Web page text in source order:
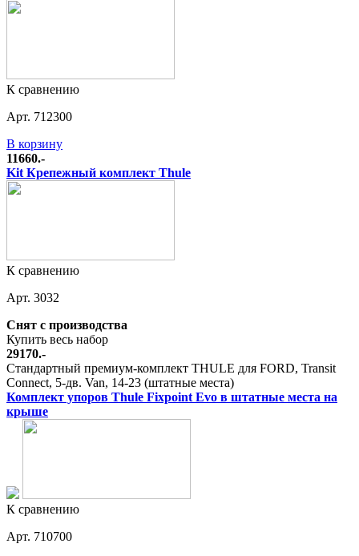
К сравнению
Арт. 712300
В корзину
11660.-
Kit Крепежный комплект Thule
К сравнению
Арт. 3032
Снят с производства
Купить весь набор
29170.-
Стандартный премиум-комплект THULE для FORD, Transit
Connect, 5-дв. Van, 14-23 (штатные места)
Комплект упоров Thule Fixpoint Evo в штатные места на
крыше
К сравнению
Арт. 710700